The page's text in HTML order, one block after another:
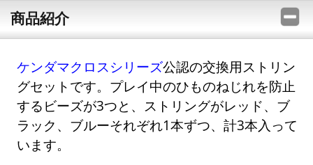
商品紹介
ケンダマクロスシリーズ公認の交換用ストリン
グセットです。プレイ中のひものねじれを防止
するビーズが3つと、ストリングがレッド、ブ
ラック、ブルーそれぞれ1本ずつ、計3本入って
います。